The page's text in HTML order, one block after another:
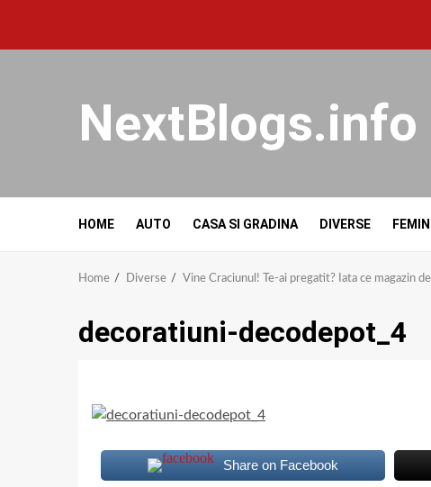
NextBlogs.info
HOME AUTO CASA SI GRADINA DIVERSE
Home Diverse Vine Craciunul! Te-ai pregatit? Iata ce magazin
decoratiuni-decodepot_4
Share on Facebook